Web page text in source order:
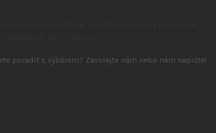
poradit s výběrem? Zavolejte nám nebo nám napište!